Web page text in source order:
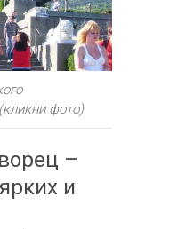
фото)
–
и